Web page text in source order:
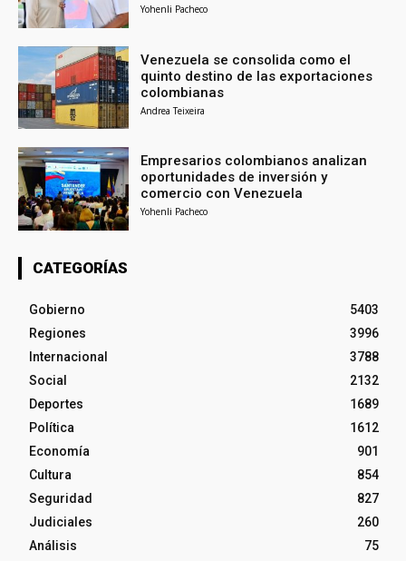
Yohenli Pacheco
Venezuela se consolida como el
quinto destino de las exportaciones
colombianas
Andrea Teixeira
Empresarios colombianos analizan
oportunidades de inversión y
comercio con Venezuela
Yohenli Pacheco
CATEGORÍAS
Gobierno
5403
Regiones
3996
Internacional
3788
Social
2132
Deportes
1689
Política
1612
Economía
901
Cultura
854
Seguridad
827
Judiciales
260
Análisis
75